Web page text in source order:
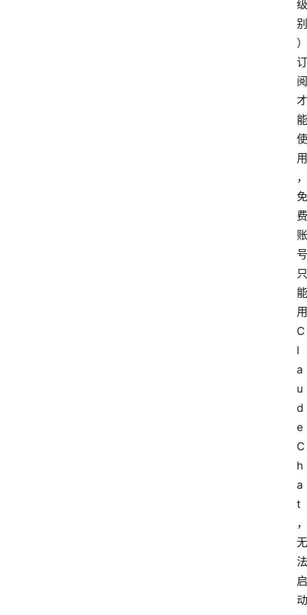
级
别
）
订
阅
才
能
使
用
，
免
费
账
号
只
能
用
C
l
a
u
d
e
C
h
a
t
，
无
法
启
动